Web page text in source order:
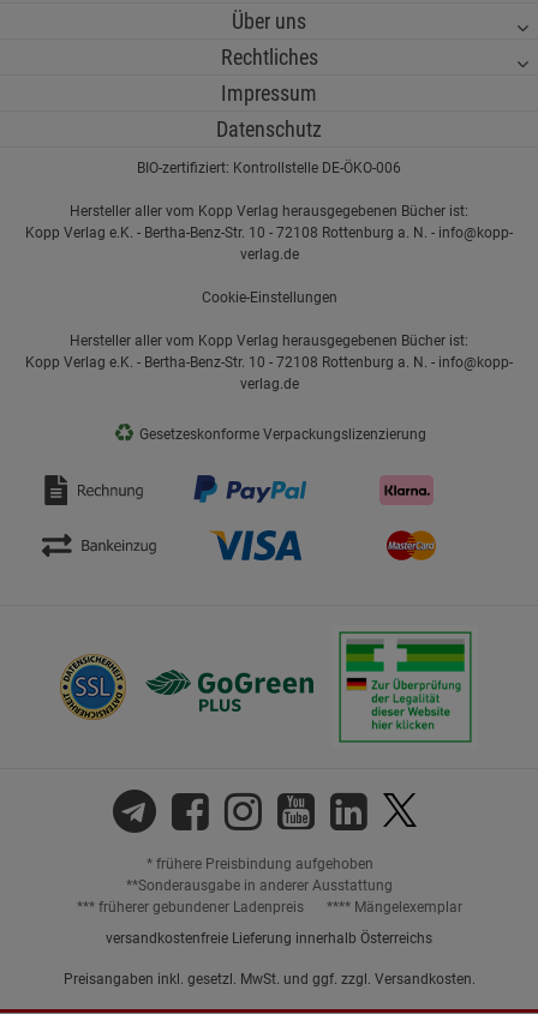
Über uns
Rechtliches
Impressum
Datenschutz
BIO-zertifiziert: Kontrollstelle DE-ÖKO-006
Hersteller aller vom Kopp Verlag herausgegebenen Bücher ist:
Kopp Verlag e.K. - Bertha-Benz-Str. 10 - 72108 Rottenburg a. N. - info@kopp-
verlag.de
Cookie-Einstellungen
Hersteller aller vom Kopp Verlag herausgegebenen Bücher ist:
Kopp Verlag e.K. - Bertha-Benz-Str. 10 - 72108 Rottenburg a. N. - info@kopp-
verlag.de
♻ Gesetzeskonforme Verpackungslizenzierung
* frühere Preisbindung aufgehoben
**Sonderausgabe in anderer Ausstattung
*** früherer gebundener Ladenpreis
**** Mängelexemplar
versandkostenfreie Lieferung innerhalb Österreichs
Preisangaben inkl. gesetzl. MwSt. und ggf. zzgl. Versandkosten.